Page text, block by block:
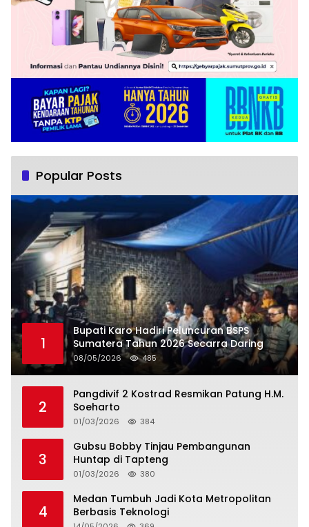
Popular Posts
1
Bupati Karo Hadiri Peluncuran BSPS
Sumatera Tahun 2026 Secarra Daring
08/05/2026 485
2
Pangdivif 2 Kostrad Resmikan Patung H.M.
Soeharto
01/03/2026 384
3
Gubsu Bobby Tinjau Pembangunan
Huntap di Tapteng
01/03/2026 380
4
Medan Tumbuh Jadi Kota Metropolitan
Berbasis Teknologi